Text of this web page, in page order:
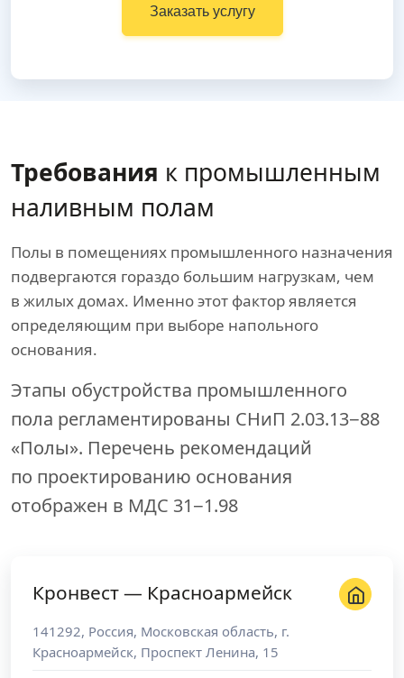
Заказать услугу
Требования к промышленным
наливным полам
Полы в помещениях промышленного назначения
подвергаются гораздо большим нагрузкам, чем
в жилых домах. Именно этот фактор является
определяющим при выборе напольного
основания.
Этапы обустройства промышленного
пола регламентированы СНиП 2.03.13−88
«Полы». Перечень рекомендаций
по проектированию основания
отображен в МДС 31−1.98
Кронвест — Красноармейск
141292, Россия, Московская область, г.
Красноармейск, Проспект Ленина, 15